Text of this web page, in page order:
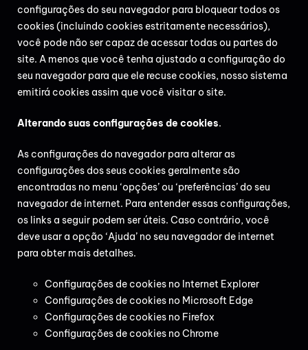
configurações do seu navegador para bloquear todos os
cookies (incluindo cookies estritamente necessários),
você pode não ser capaz de acessar todas ou partes do
site. A menos que você tenha ajustado a configuração do
seu navegador para que ele recuse cookies, nosso sistema
emitirá cookies assim que você visitar o site.
Alterando suas configurações de cookies.
As configurações do navegador para alterar as
configurações dos seus cookies geralmente são
encontradas no menu ‘opções’ ou ‘preferências’ do seu
navegador de internet. Para entender essas configurações,
os links a seguir podem ser úteis. Caso contrário, você
deve usar a opção ‘Ajuda’ no seu navegador de internet
para obter mais detalhes.
Configurações de cookies no Internet Explorer
Configurações de cookies no Microsoft Edge
Configurações de cookies no Firefox
Configurações de cookies no Chrome